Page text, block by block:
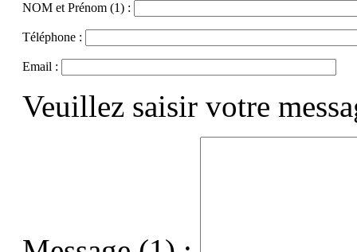
NOM et Prénom (1) :
Téléphone :
Email :
Veuillez saisir votre